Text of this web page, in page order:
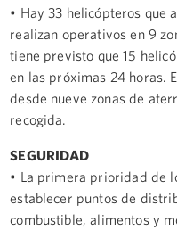
• Hay 33 helicópteros que
realizan operativos en 9
tiene previsto que 15
en las próximas 24 horas.
desde nueve zonas de
recogida.
SEGURIDAD
• La primera prioridad de
establecer puntos de
combustible, alimentos y